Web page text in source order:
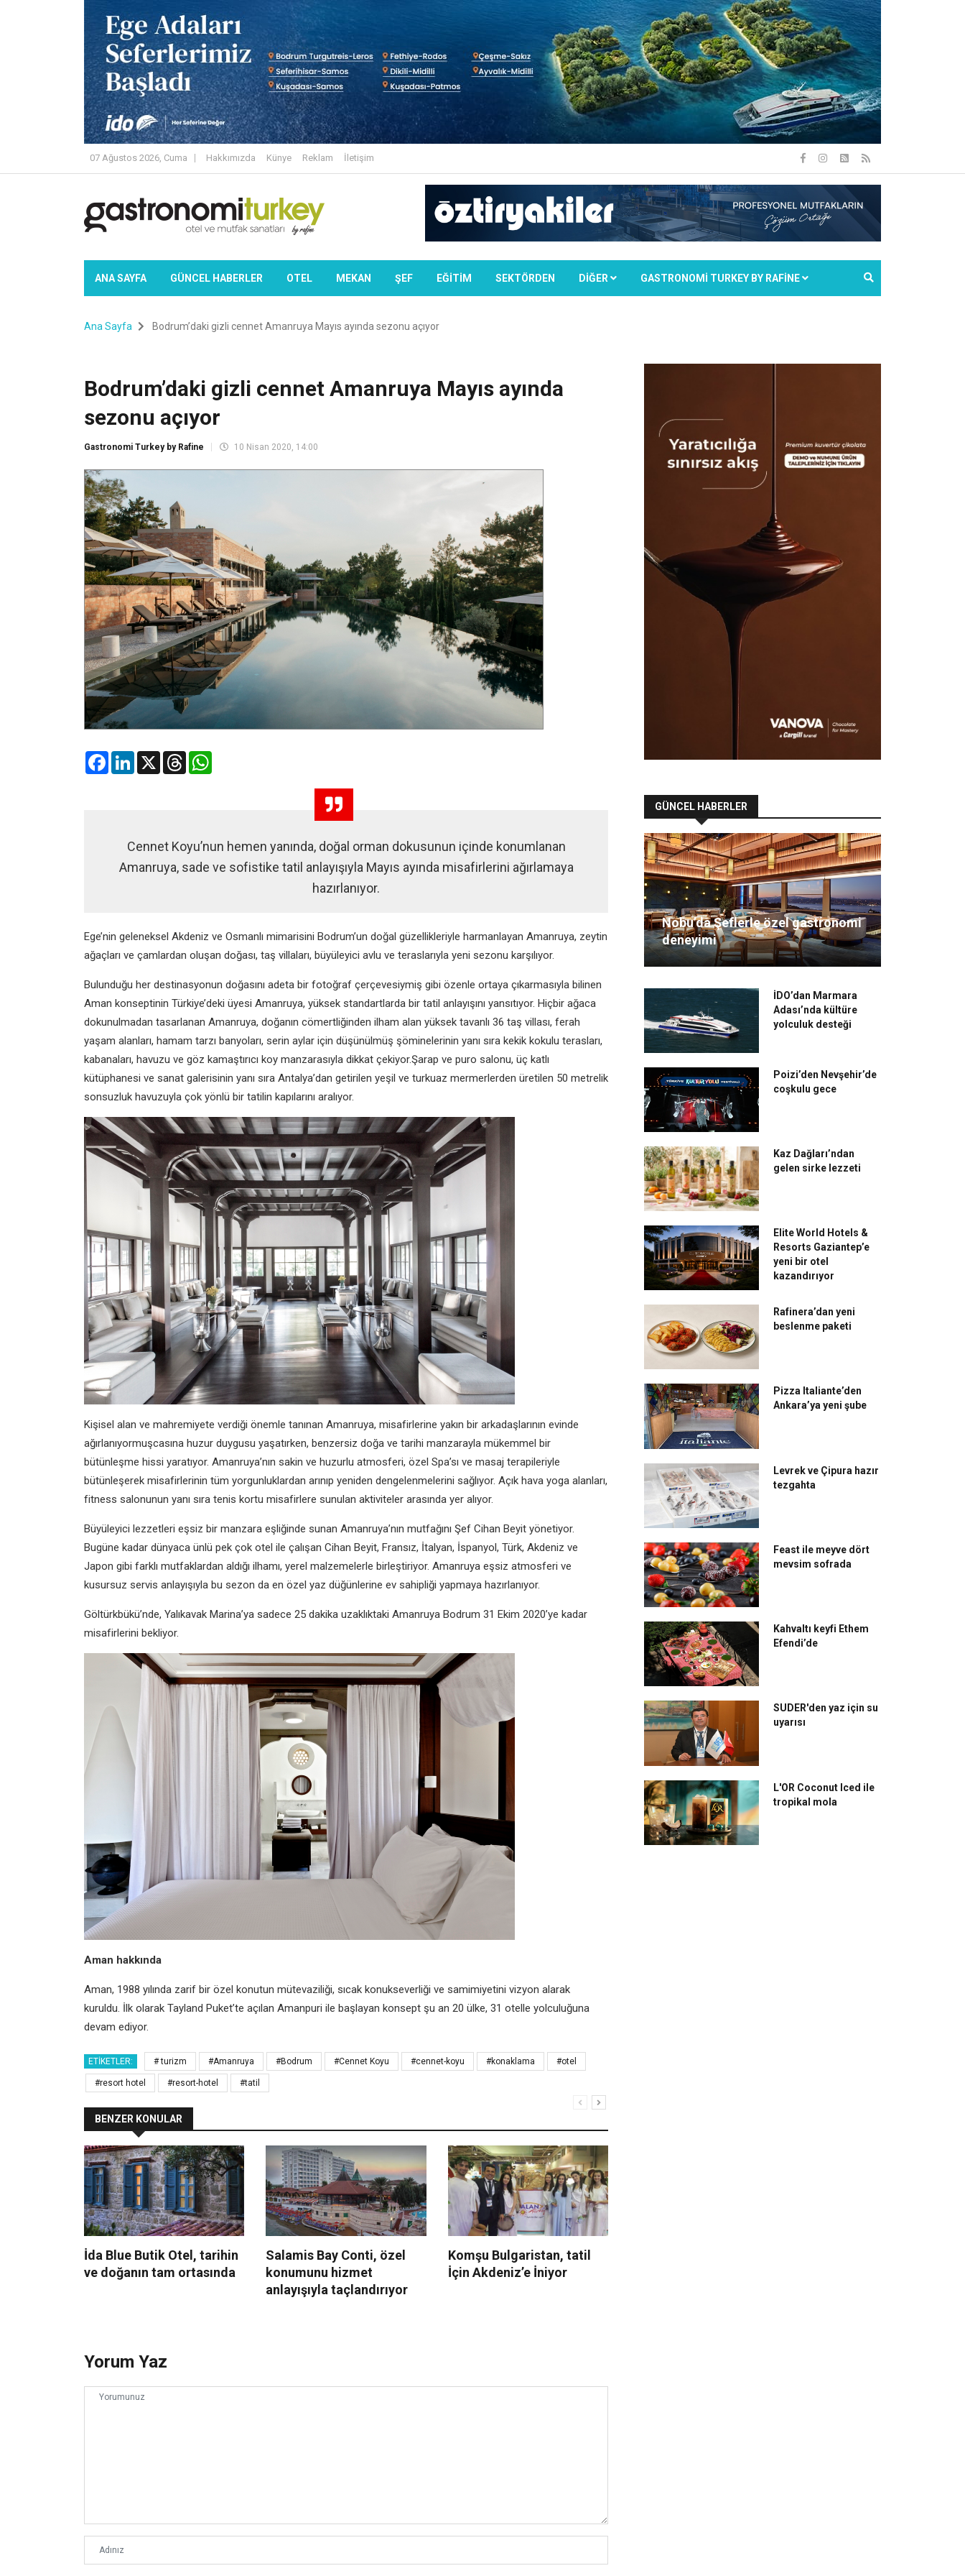
07 Ağustos 2026, Cuma Hakkımızda Künye Reklam İletişim
ANA SAYFA GÜNCEL HABERLER OTEL MEKAN ŞEF EĞİTİM SEKTÖRDEN DIĞER GASTRONOMİ TURKEY BY RAFİNE
Ana Sayfa Bodrum’daki gizli cennet Amanruya Mayıs ayında sezonu açıyor
Bodrum’daki gizli cennet Amanruya Mayıs ayında
sezonu açıyor
Gastronomi Turkey by Rafine 10 Nisan 2020, 14:00
FacebookLinkedIn
X Threads
Cennet Koyu’nun hemen yanında, doğal orman dokusunun içinde konumlanan
Amanruya, sade ve sofistike tatil anlayışıyla Mayıs ayında misafirlerini ağırlamaya
hazırlanıyor.
Ege’nin geleneksel Akdeniz ve Osmanlı mimarisini Bodrum’un doğal güzellikleriyle harmanlayan Amanruya, zeytin
ağaçları ve çamlardan oluşan doğası, taş villaları, büyüleyici avlu ve teraslarıyla yeni sezonu karşılıyor.
Bulunduğu her destinasyonun doğasını adeta bir fotoğraf çerçevesiymiş gibi özenle ortaya çıkarmasıyla bilinen
Aman konseptinin Türkiye’deki üyesi Amanruya, yüksek standartlarda bir tatil anlayışını yansıtıyor. Hiçbir ağaca
dokunulmadan tasarlanan Amanruya, doğanın cömertliğinden ilham alan yüksek tavanlı 36 taş villası, ferah
yaşam alanları, hamam tarzı banyoları, serin aylar için düşünülmüş şöminelerinin yanı sıra kekik kokulu terasları,
kabanaları, havuzu ve göz kamaştırıcı koy manzarasıyla dikkat çekiyor.Şarap ve puro salonu, üç katlı
kütüphanesi ve sanat galerisinin yanı sıra Antalya’dan getirilen yeşil ve turkuaz mermerlerden üretilen 50 metrelik
sonsuzluk havuzuyla çok yönlü bir tatilin kapılarını aralıyor.
Kişisel alan ve mahremiyete verdiği önemle tanınan Amanruya, misafirlerine yakın bir arkadaşlarının evinde
ağırlanıyormuşcasına huzur duygusu yaşatırken, benzersiz doğa ve tarihi manzarayla mükemmel bir
bütünleşme hissi yaratıyor. Amanruya’nın sakin ve huzurlu atmosferi, özel Spa’sı ve masaj terapileriyle
bütünleşerek misafirlerinin tüm yorgunluklardan arınıp yeniden dengelenmelerini sağlıyor. Açık hava yoga alanları,
fitness salonunun yanı sıra tenis kortu misafirlere sunulan aktiviteler arasında yer alıyor.
Büyüleyici lezzetleri eşsiz bir manzara eşliğinde sunan Amanruya’nın mutfağını Şef Cihan Beyit yönetiyor.
Bugüne kadar dünyaca ünlü pek çok otel ile çalışan Cihan Beyit, Fransız, İtalyan, İspanyol, Türk, Akdeniz ve
Japon gibi farklı mutfaklardan aldığı ilhamı, yerel malzemelerle birleştiriyor. Amanruya eşsiz atmosferi ve
kusursuz servis anlayışıyla bu sezon da en özel yaz düğünlerine ev sahipliği yapmaya hazırlanıyor.
Göltürkbükü’nde, Yalıkavak Marina’ya sadece 25 dakika uzaklıktaki Amanruya Bodrum 31 Ekim 2020’ye kadar
misafirlerini bekliyor.
Aman hakkında
Aman, 1988 yılında zarif bir özel konutun mütevaziliği, sıcak konukseverliği ve samimiyetini vizyon alarak
kuruldu. İlk olarak Tayland Puket’te açılan Amanpuri ile başlayan konsept şu an 20 ülke, 31 otelle yolculuğuna
devam ediyor.
ETIKETLER: # turizm #Amanruya #Bodrum #Cennet Koyu #cennet-koyu #konaklama #otel
#resort hotel #resort-hotel #tatil
BENZER KONULAR
İda Blue Butik Otel, tarihin
ve doğanın tam ortasında
Salamis Bay Conti, özel
konumunu hizmet
anlayışıyla taçlandırıyor
Komşu Bulgaristan, tatil
İçin Akdeniz’e İniyor
Yorum Yaz
GÜNCEL HABERLER
Nobu’da Şeflerle özel gastronomi
deneyimi
İDO’dan Marmara
Adası’nda kültüre
yolculuk desteği
Poizi’den Nevşehir’de
coşkulu gece
Kaz Dağları’ndan
gelen sirke lezzeti
Elite World Hotels &
Resorts Gaziantep’e
yeni bir otel
kazandırıyor
Rafinera’dan yeni
beslenme paketi
Pizza Italiante’den
Ankara’ya yeni şube
Levrek ve Çipura hazır
tezgahta
Feast ile meyve dört
mevsim sofrada
Kahvaltı keyfi Ethem
Efendi’de
SUDER'den yaz için su
uyarısı
L'OR Coconut Iced ile
tropikal mola